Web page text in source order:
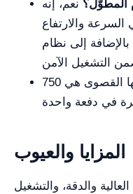
المطوّل؟ نعم، إنه
والارتفاع
إلى نظام
سعتها القصوى هي 750 mlx4، مما
المزايا والعيوب
والدقة، والتشغيل